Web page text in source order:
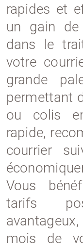
rapides et
un gain de
dans le
votre
grande
permettant
ou colis
rapide,
courrier
Vous
tarifs
mois de